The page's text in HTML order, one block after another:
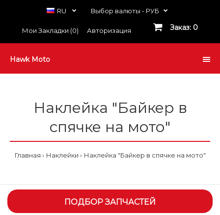
RU Выбор валюты - РУБ
Мои Закладки (0) Авторизация Заказ: 0
Hawk Moto
Наклейка "Байкер в
спячке на мото"
Главная Наклейки Наклейка "Байкер в спячке на мото"
ПОДБОР ЗАПЧАСТЕЙ